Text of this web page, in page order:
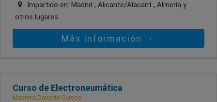
Impartido en: Madrid , Alicante/Alacant , Almería y
otros lugares
Más información
Curso de Electroneumática
Masterd Davante Cursos